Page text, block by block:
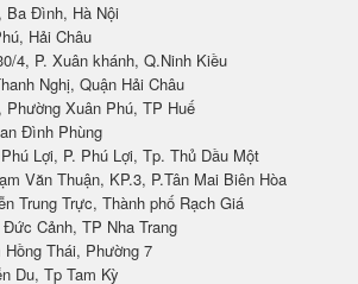
Ba Đình, Hà Nội
Hải Châu
4, P. Xuân khánh, Q.Ninh Kiều
Nghị, Quận Hải Châu
Phường Xuân Phú, TP Huế
Đình Phùng
Lợi, P. Phú Lợi, Tp. Thủ Dầu Một
Văn Thuận, KP.3, P.Tân Mai Biên Hòa
Trung Trực, Thành phố Rạch Giá
Cảnh, TP Nha Trang
Hồng Thái, Phường 7
Du, Tp Tam Kỳ